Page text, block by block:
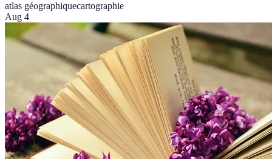
atlas géographiquecartographie
Aug 4